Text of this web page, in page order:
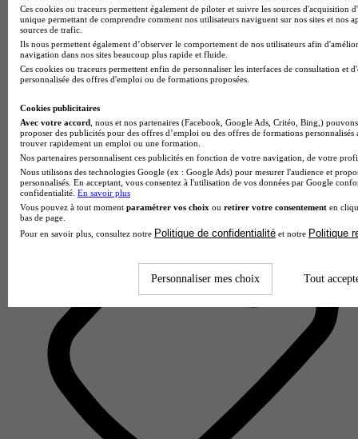
4.3
3 avis
Chartres
Ces cookies ou traceurs permettent également de piloter et suivre les sources d'acquisition
unique permettant de comprendre comment nos utilisateurs naviguent sur nos sites et nos
sources de trafic.
Ils nous permettent également d’observer le comportement de nos utilisateurs afin
navigation dans nos sites beaucoup plus rapide et fluide.
Ces cookies ou traceurs permettent enfin de personnaliser les interfaces de consultation et
personnalisée des offres d'emploi ou de formations proposées.
Cookies publicitaires
Avec votre accord , nous et nos partenaires (Facebook, Google Ads, Critéo, Bing,)
proposer des publicités pour des offres d’emploi ou des offres de formations
trouver rapidement un emploi ou une formation.
Nos partenaires personnalisent ces publicités en fonction de votre navigation, de votre
Nous utilisons des technologies Google (ex : Google Ads) pour mesurer l'audience et
personnalisés. En acceptant, vous consentez à l'utilisation de vos données par Google
confidentialité. En savoir plus
Vous pouvez à tout moment paramétrer vos choix ou retirer votre consentement en
bas de page.
Pour en savoir plus, consultez notre Politique de confidentialité et notre Politique
Personnaliser mes choix Tout